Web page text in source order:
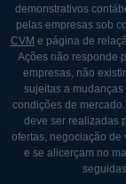
companhia
negócios
de
não
explorados
início, a
na
segmento
demonstrativos
pelas empresas sob
CVM e página de
Ações não responde
empresas, não
sujeitas a
condições de
deve ser realizadas
ofertas, negociação de
e se alicerçam no